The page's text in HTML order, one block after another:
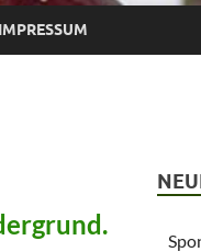
IMPRESSUM